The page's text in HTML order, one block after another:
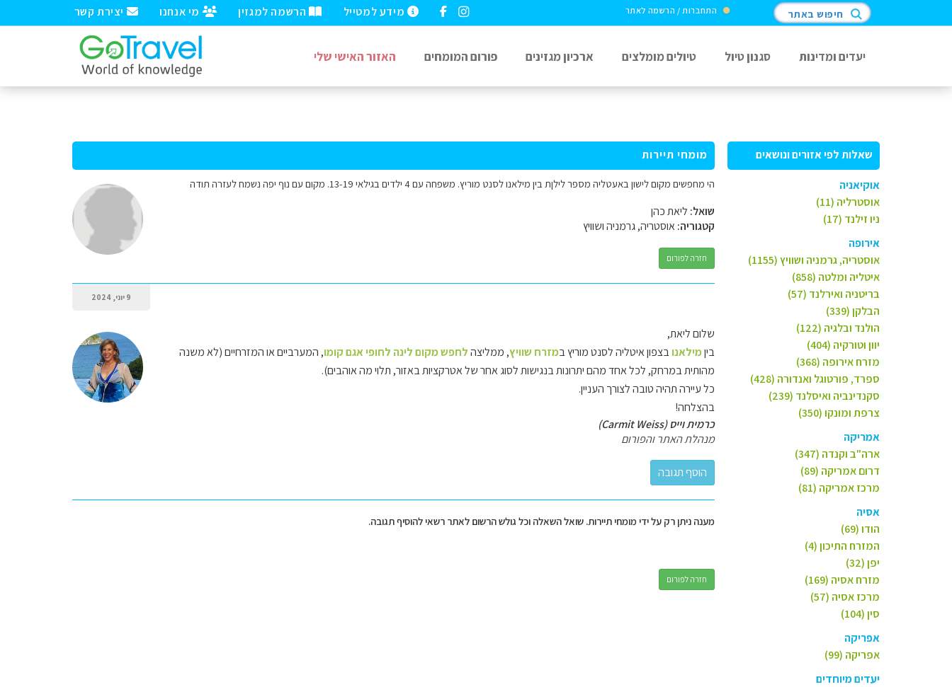
יצירת קשר מי אנחנו הרשמה למגזין מידע למטייל התחברות / הרשמה לאתר חיפוש באתר
יעדים ומדינות סגנון טיול טיולים מומלצים ארכיון מגזינים פורום המומחים האזור האישי שלי
שאלות לפי אזורים ונושאים
אוקיאניה
אוסטרליה (11)
ניו זילנד (17)
אירופה
אוסטריה, גרמניה ושוויץ (1155)
איטליה ומלטה (858)
בריטניה ואירלנד (57)
הבלקן (339)
הולנד ובלגיה (122)
יוון וטורקיה (404)
מזרח אירופה (368)
ספרד, פורטוגל ואנדורה (428)
סקנדינביה ואיסלנד (239)
צרפת ומונקו (350)
אמריקה
ארה"ב וקנדה (347)
דרום אמריקה (89)
מרכז אמריקה (81)
אסיה
הודו (69)
המזרח התיכון (4)
יפן (32)
מזרח אסיה (169)
מרכז אסיה (57)
סין (104)
אפריקה
אפריקה (99)
יעדים מיוחדים
מומחי תיירות
הי מחפשים מקום לישון באעטליה מספר לילןת בין מילאנו לסנט מוריץ. משפחה עם 4 ילדים בגילאי 13-19. מקום עם נוף יפה נשמח לעזרה תודה
שואל: ליאת כהן
קטגוריה:אוסטריה, גרמניה ושוויץ
חזרה לפורום
9 יוני, 2024
שלום ליאת,
ביןמילאנובצפון איטליה לסנט מוריץ במזרח שוויץ, ממליצהלחפש מקום לינה לחופי אגם קומו, המערביים או המזרחיים (לא משנה
מהותית במרחק, לכל אחד מהם יתרונות בנגישות לסוג אחר של אטרקציות באזור, תלוי מה אוהבים).
כל עיירה תהיה טובה לצורך העניין.
בהצלחה!
כרמית וייס (Carmit Weiss)
מנהלת האתר והפורום
מענה ניתן רק על ידי מומחי תיירות. שואל השאלה וכל גולש הרשום לאתר רשאי להוסיף תגובה.
חזרה לפורום